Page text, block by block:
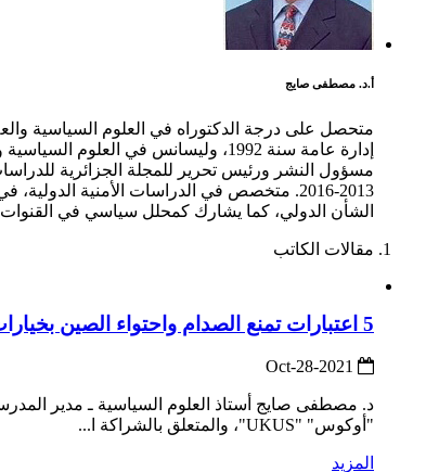
أ.د. مصطفى صايج
مسؤول النشر ورئيس تحرير للمجلة الجزائرية
الشأن الدولي، كما يشارك كمحلل سياسي في القنوات
مقالات الكاتب
5 اعتبارات تمنع الصدام واحتواء الصين بخيارات عقلانية
د. مصطفى صايج أستاذ العلوم السياسية ـ مدير المدرسة
"أوكوس" "UKUS"، والمتعلق بالشراكة ا...
المزيد